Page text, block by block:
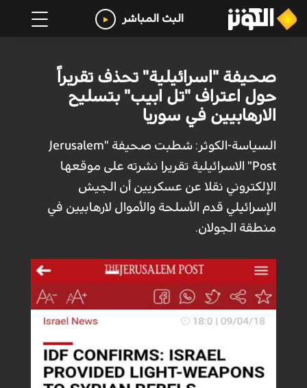
البث المباشر
صحيفة "اسرائيلية" تحذف تقريراً
حول اعتراف "تل ابيب" بتسليح
الارهابيين في سوريا
السياسة-الكوثر: شطبت صحيفة "Jerusalem
Post" الاسرائيلية تقريرا نشرته على موقعها
الإلكتروني نقلا عن عسكريين أن الجيش
الإسرائيلي قدم الأسلحة والأموال لارهابيين في
منطقة الجولان.